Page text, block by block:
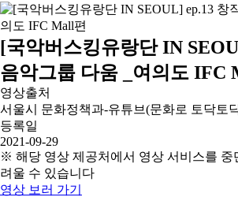
[국악버스킹유랑단 IN
음악그룹 다움 _여의도 IFC
영상출처
서울시 문화정책과-유튜브(문화로 토닥토
등록일
2021-09-29
※ 해당 영상 제공처에서 영상 서비스를 중
려울 수 있습니다
영상 보러 가기